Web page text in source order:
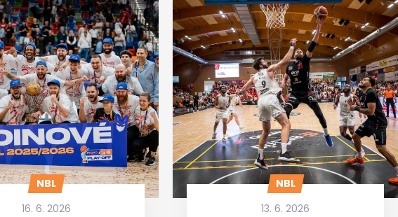
NBL
16. 6. 2026
NBL
13. 6. 2026